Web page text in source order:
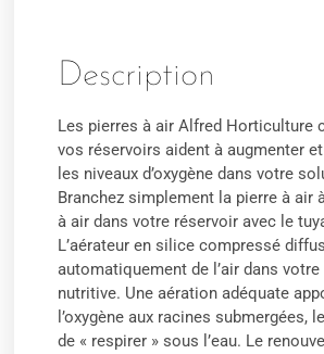
Description
Les pierres à air Alfred Horticulture
vos réservoirs aident à augmenter
les niveaux d’oxygène dans votre
Branchez simplement la pierre à air
à air dans votre réservoir avec le
L’aérateur en silice compressé
automatiquement de l’air dans
nutritive. Une aération adéquate
l’oxygène aux racines submergées,
de « respirer » sous l’eau. Le